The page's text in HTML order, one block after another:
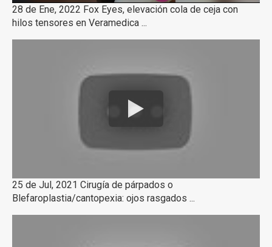
28 de Ene, 2022 Fox Eyes, elevación cola de ceja con
hilos tensores en Veramedica ...
25 de Jul, 2021 Cirugía de párpados o
Blefaroplastia/cantopexia: ojos rasgados ...